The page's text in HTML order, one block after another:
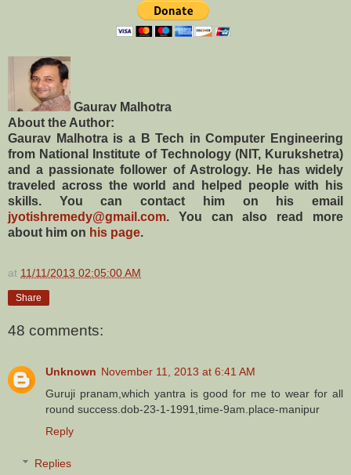
Gaurav Malhotra
About the Author:
Gaurav Malhotra is a B Tech in Computer Engineering
from National Institute of Technology (NIT, Kurukshetra)
and a passionate follower of Astrology. He has widely
traveled across the world and helped people with his
skills. You can contact him on his email
jyotishremedy@gmail.com. You can also read more
about him on his page.
at 11/11/2013 02:05:00 AM
Share
48 comments:
Unknown November 11, 2013 at 6:41 AM
Guruji pranam,which yantra is good for me to wear for all
round success.dob-23-1-1991,time-9am.place-manipur
Reply
Replies